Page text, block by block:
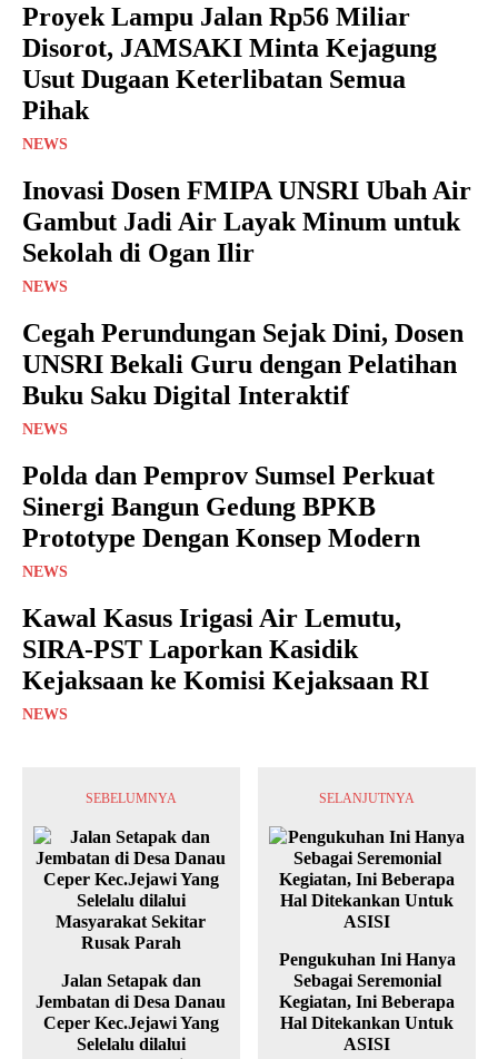
Proyek Lampu Jalan Rp56 Miliar
Disorot, JAMSAKI Minta Kejagung
Usut Dugaan Keterlibatan Semua
Pihak
NEWS
Inovasi Dosen FMIPA UNSRI Ubah Air
Gambut Jadi Air Layak Minum untuk
Sekolah di Ogan Ilir
NEWS
Cegah Perundungan Sejak Dini, Dosen
UNSRI Bekali Guru dengan Pelatihan
Buku Saku Digital Interaktif
NEWS
Polda dan Pemprov Sumsel Perkuat
Sinergi Bangun Gedung BPKB
Prototype Dengan Konsep Modern
NEWS
Kawal Kasus Irigasi Air Lemutu,
SIRA-PST Laporkan Kasidik
Kejaksaan ke Komisi Kejaksaan RI
NEWS
SEBELUMNYA
Jalan Setapak dan
Jembatan di Desa Danau
Ceper Kec.Jejawi Yang
Selelalu dilalui
SELANJUTNYA
Pengukuhan Ini Hanya
Sebagai Seremonial
Kegiatan, Ini Beberapa
Hal Ditekankan Untuk
ASISI